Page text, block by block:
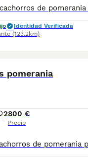
Identidad Verificada
(123.2km)
pomerania
2800 €
Precio